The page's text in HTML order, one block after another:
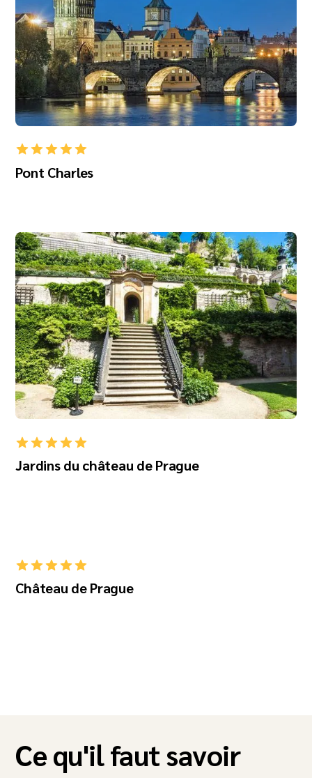
Pont Charles
Jardins du château de Prague
Château de Prague
Ce qu'il faut savoir